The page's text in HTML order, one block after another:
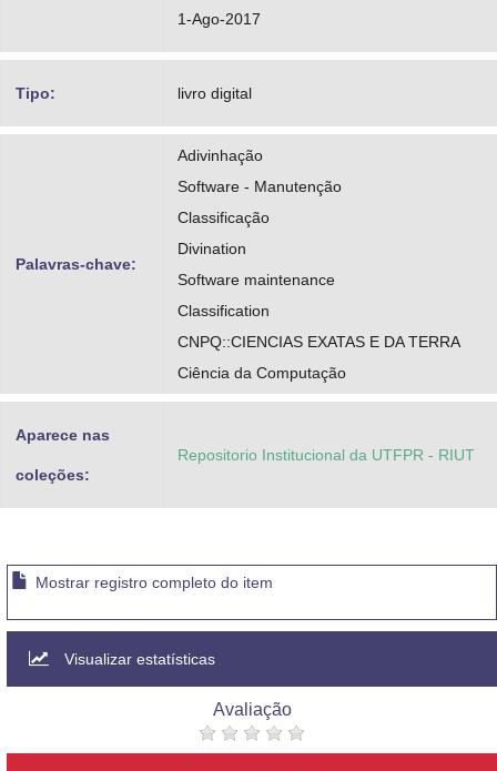
1-Ago-2017
Tipo: livro digital
Palavras-chave:
Adivinhação
Software - Manutenção
Classificação
Divination
Software maintenance
Classification
CNPQ::CIENCIAS EXATAS E DA TERRA
Ciência da Computação
Aparece nas
coleções:
Repositorio Institucional da UTFPR - RIUT
Mostrar registro completo do item
Visualizar estatísticas
Avaliação